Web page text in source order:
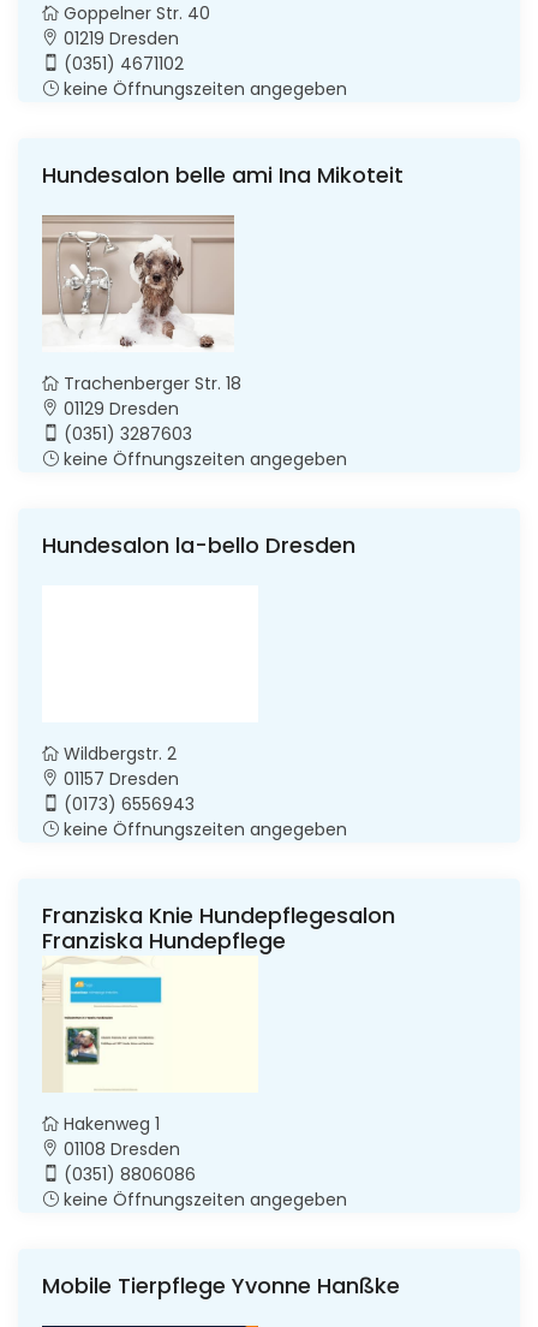
Goppelner Str. 40
01219 Dresden
(0351) 4671102
keine Öffnungszeiten angegeben
Hundesalon belle ami Ina Mikoteit
Trachenberger Str. 18
01129 Dresden
(0351) 3287603
keine Öffnungszeiten angegeben
Hundesalon la-bello Dresden
Wildbergstr. 2
01157 Dresden
(0173) 6556943
keine Öffnungszeiten angegeben
Franziska Knie Hundepflegesalon
Franziska Hundepflege
Hakenweg 1
01108 Dresden
(0351) 8806086
keine Öffnungszeiten angegeben
Mobile Tierpflege Yvonne Hanßke